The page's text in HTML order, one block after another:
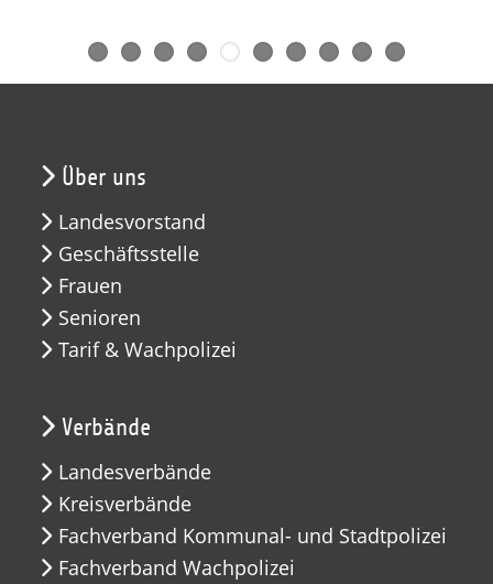
Über uns
Landesvorstand
Geschäftsstelle
Frauen
Senioren
Tarif & Wachpolizei
Verbände
Landesverbände
Kreisverbände
Fachverband Kommunal- und Stadtpolizei
Fachverband Wachpolizei